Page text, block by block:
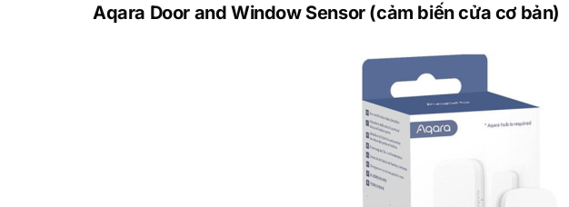
Aqara Door and Window Sensor (cảm biến cửa cơ bản)